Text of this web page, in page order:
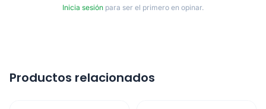
Inicia sesión para ser el primero en opinar.
Productos relacionados